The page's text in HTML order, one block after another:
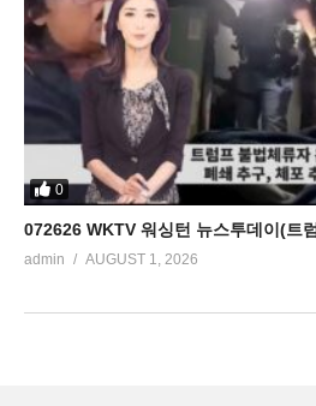
0
072626 WKTV 워싱턴 뉴스투데이(트
admin AUGUST 1, 2026